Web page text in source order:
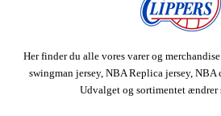
Her finder du alle vores varer og
swingman jersey, NBA Replica jersey, NBA
Udvalget og sortimentet ændrer